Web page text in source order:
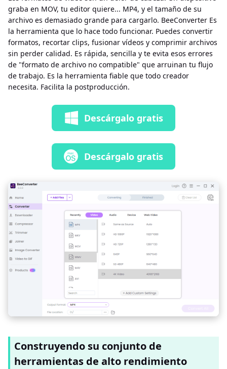
graba en MOV, tu editor quiere... MP4, y el tamaño de su
archivo es demasiado grande para cargarlo. BeeConverter Es
la herramienta que lo hace todo funcionar. Puedes convertir
formatos, recortar clips, fusionar vídeos y comprimir archivos
sin perder calidad. Es rápida, sencilla y te evita esos errores
de "formato de archivo no compatible" que arruinan tu flujo
de trabajo. Es la herramienta fiable que todo creador
necesita. Facilita la postproducción.
Descárgalo gratis
Descárgalo gratis
Construyendo su conjunto de
herramientas de alto rendimiento